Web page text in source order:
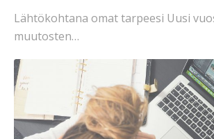
Lähtökohtana omat tarpeesi Uusi
muutosten…